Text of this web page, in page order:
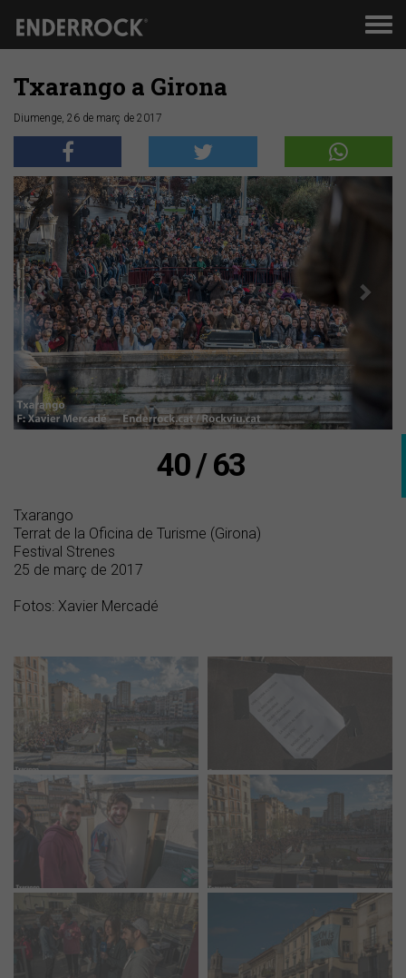
Txarango a Girona
Diumenge, 26 de març de 2017
Anterior
40 / 63
Txarango
Terrat de la Oficina de Turisme (Girona)
Festival Strenes
25 de març de 2017
Fotos: Xavier Mercadé